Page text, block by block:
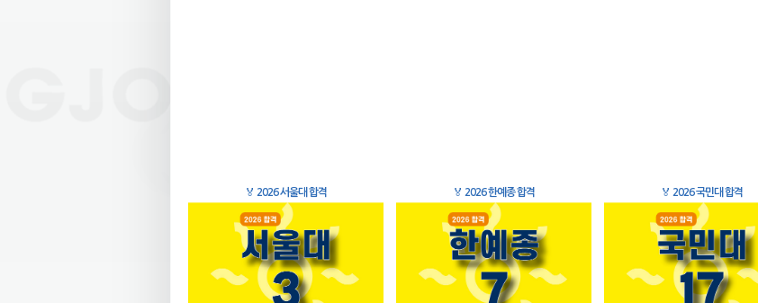
🏅 2026 서울대 합격 🏅 2026 한예종 합격 🏅 2026 국민대 합격